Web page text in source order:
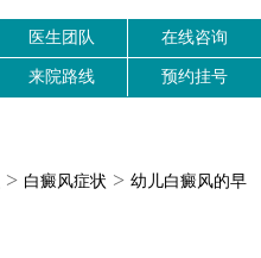
医生团队 在线咨询
来院路线 预约挂号
> 白癜风症状 > 幼儿白癜风的早